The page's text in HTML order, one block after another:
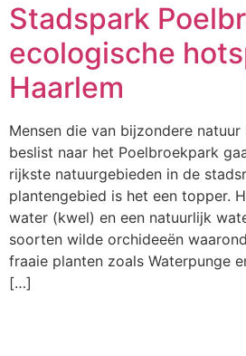
Stadspark
ecologische
Haarlem
Mensen die van bijzondere
beslist naar het Poelbroekpark
rijkste natuurgebieden in de
plantengebied is het een topper.
water (kwel) en een natuurlijk
soorten wilde orchideeën
fraaie planten zoals Waterpunge
[…]